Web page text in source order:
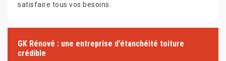
satisfaire tous vos besoins.
GK Rénové : une entreprise d’étanchéité toiture
crédible